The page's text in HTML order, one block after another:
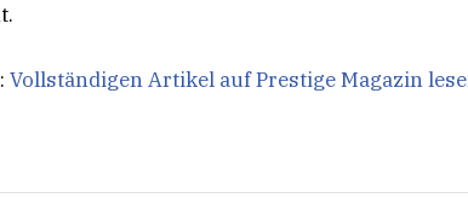
Vollständigen Artikel auf Prestige Magazin